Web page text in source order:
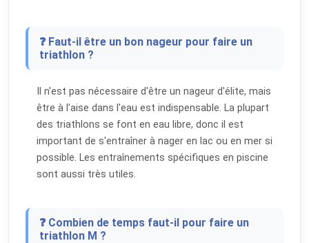
❓ Faut-il être un bon nageur pour faire un
triathlon ?
Il n'est pas nécessaire d'être un nageur d'élite, mais
être à l'aise dans l'eau est indispensable. La plupart
des triathlons se font en eau libre, donc il est
important de s'entraîner à nager en lac ou en mer si
possible. Les entraînements spécifiques en piscine
sont aussi très utiles.
❓ Combien de temps faut-il pour faire un
triathlon M ?